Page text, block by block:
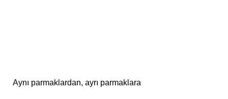
Aynı parmaklardan, ayrı parmaklara